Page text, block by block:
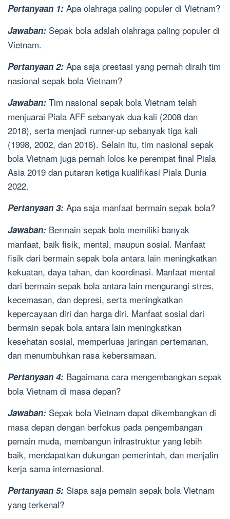
Pertanyaan 1: Apa olahraga paling populer di Vietnam?
Jawaban: Sepak bola adalah olahraga paling populer di
Vietnam.
Pertanyaan 2: Apa saja prestasi yang pernah diraih tim
nasional sepak bola Vietnam?
Jawaban: Tim nasional sepak bola Vietnam telah
menjuarai Piala AFF sebanyak dua kali (2008 dan
2018), serta menjadi runner-up sebanyak tiga kali
(1998, 2002, dan 2016). Selain itu, tim nasional sepak
bola Vietnam juga pernah lolos ke perempat final Piala
Asia 2019 dan putaran ketiga kualifikasi Piala Dunia
2022.
Pertanyaan 3: Apa saja manfaat bermain sepak bola?
Jawaban: Bermain sepak bola memiliki banyak
manfaat, baik fisik, mental, maupun sosial. Manfaat
fisik dari bermain sepak bola antara lain meningkatkan
kekuatan, daya tahan, dan koordinasi. Manfaat mental
dari bermain sepak bola antara lain mengurangi stres,
kecemasan, dan depresi, serta meningkatkan
kepercayaan diri dan harga diri. Manfaat sosial dari
bermain sepak bola antara lain meningkatkan
kesehatan sosial, memperluas jaringan pertemanan,
dan menumbuhkan rasa kebersamaan.
Pertanyaan 4: Bagaimana cara mengembangkan sepak
bola Vietnam di masa depan?
Jawaban: Sepak bola Vietnam dapat dikembangkan di
masa depan dengan berfokus pada pengembangan
pemain muda, membangun infrastruktur yang lebih
baik, mendapatkan dukungan pemerintah, dan menjalin
kerja sama internasional.
Pertanyaan 5: Siapa saja pemain sepak bola Vietnam
yang terkenal?